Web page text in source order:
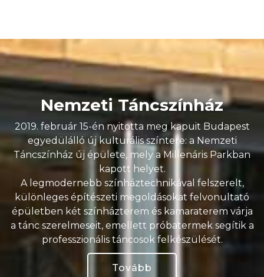
Nemzeti Táncszínház
2019. február 15-én nyitotta meg kapuit Budapest
egyedülálló új kulturális színtere: a Nemzeti
Táncszínház új épülete, mely a Millenáris Parkban
kapott helyet.
A legmodernebb színháztechnikával felszerelt,
különleges építészeti megoldásokat felvonultató
épületben két színházterem és kamaraterem várja
a tánc szerelmeseit, emellett próbatermek segítik a
professzionális táncosok felkészülését.
Tovább